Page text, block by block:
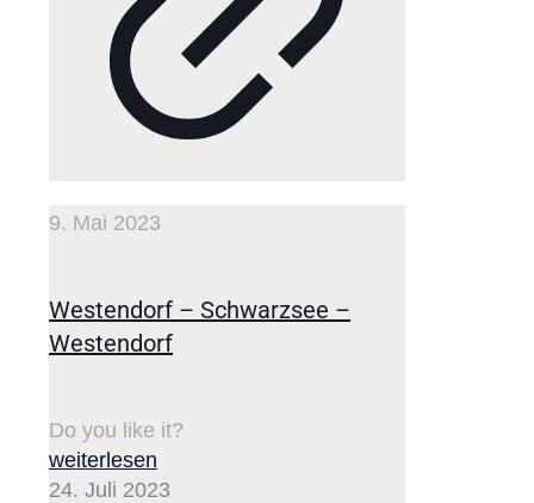
9. Mai 2023
Westendorf – Schwarzsee –
Westendorf
Do you like it?
weiterlesen
24. Juli 2023